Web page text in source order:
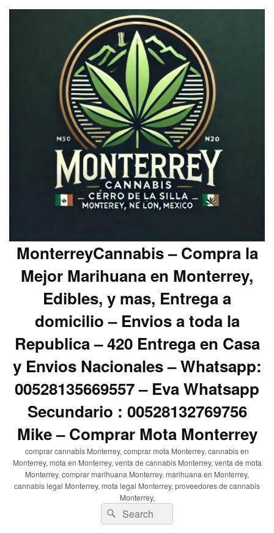
MonterreyCannabis – Compra la
Mejor Marihuana en Monterrey,
Edibles, y mas, Entrega a
domicilio – Envios a toda la
Republica – 420 Entrega en Casa
y Envios Nacionales – Whatsapp:
00528135669557 – Eva Whatsapp
Secundario : 00528132769756
Mike – Comprar Mota Monterrey
comprar cannabis Monterrey, comprar mota Monterrey, cannabis en
Monterrey, mota en Monterrey, venta de cannabis Monterrey, venta de mota
Monterrey, comprar marihuana Monterrey, marihuana en Monterrey,
cannabis legal Monterrey, mota legal Monterrey, proveedores de cannabis
Monterrey,
Search
for:
Search